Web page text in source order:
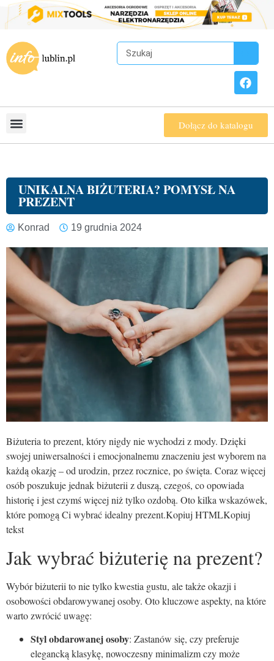
Dołącz do katalogu
UNIKALNA BIŻUTERIA? POMYSŁ NA
PREZENT
Konrad 19 grudnia 2024
Biżuteria to prezent, który nigdy nie wychodzi z mody. Dzięki
swojej uniwersalności i emocjonalnemu znaczeniu jest wyborem na
każdą okazję – od urodzin, przez rocznice, po święta. Coraz więcej
osób poszukuje jednak biżuterii z duszą, czegoś, co opowiada
historię i jest czymś więcej niż tylko ozdobą. Oto kilka wskazówek,
które pomogą Ci wybrać idealny prezent.Kopiuj HTMLKopiuj
tekst
Jak wybrać biżuterię na prezent?
Wybór biżuterii to nie tylko kwestia gustu, ale także okazji i
osobowości obdarowywanej osoby. Oto kluczowe aspekty, na które
warto zwrócić uwagę:
Styl obdarowanej osoby: Zastanów się, czy preferuje
elegancką klasykę, nowoczesny minimalizm czy może